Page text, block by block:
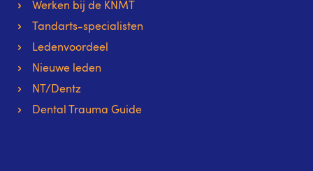
Werken bij de KNMT
Tandarts-specialisten
Ledenvoordeel
Nieuwe leden
NT/Dentz
Dental Trauma Guide